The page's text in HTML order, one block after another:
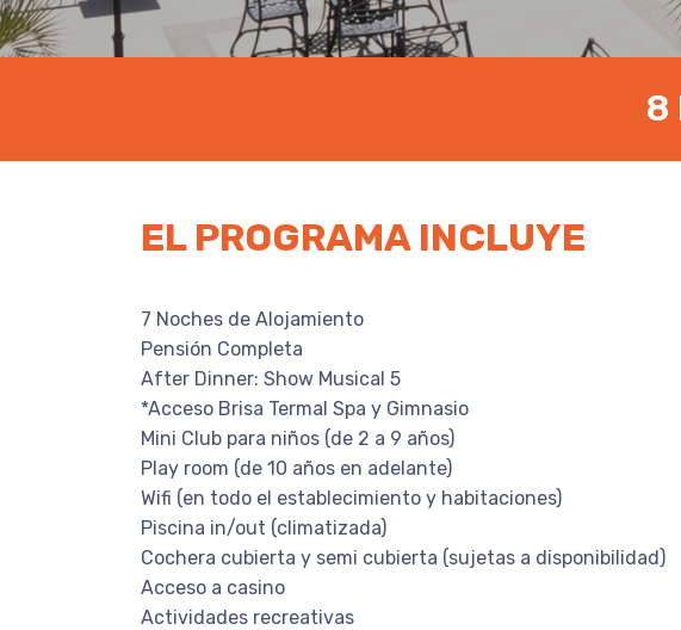
8
EL PROGRAMA INCLUYE
7 Noches de Alojamiento
Pensión Completa
After Dinner: Show Musical 5
*Acceso Brisa Termal Spa y Gimnasio
Mini Club para niños (de 2 a 9 años)
Play room (de 10 años en adelante)
Wifi (en todo el establecimiento y habitaciones)
Piscina in/out (climatizada)
Cochera cubierta y semi cubierta (sujetas a disponibilidad)
Acceso a casino
Actividades recreativas